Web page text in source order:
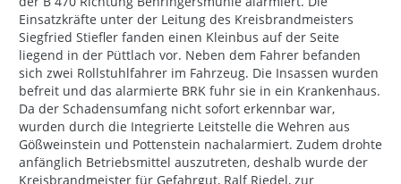
Einsatzkräfte unter der Leitung des Kreisbrandmeisters
Siegfried Stiefler fanden einen Kleinbus auf der Seite
liegend in der Püttlach vor. Neben dem Fahrer befanden
sich zwei Rollstuhlfahrer im Fahrzeug. Die Insassen wurden
befreit und das alarmierte BRK fuhr sie in ein Krankenhaus.
Da der Schadensumfang nicht sofort erkennbar war,
wurden durch die Integrierte Leitstelle die Wehren aus
Gößweinstein und Pottenstein nachalarmiert. Zudem drohte
anfänglich Betriebsmittel auszutreten, deshalb wurde der
Kreisbrandmeister für Gefahrgut, Ralf Riedel, zur